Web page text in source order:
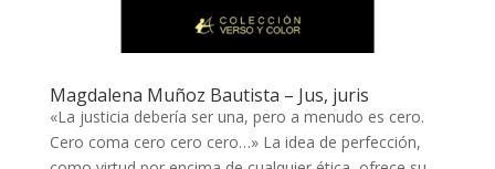
Magdalena Muñoz Bautista – Jus, juris
«La justicia debería ser una, pero a menudo es cero.
Cero coma cero cero cero…» La idea de perfección,